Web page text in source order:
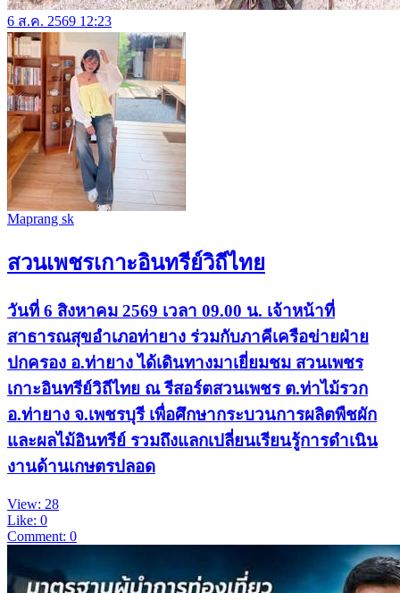
6 ส.ค. 2569 12:23
Maprang sk
สวนเพชรเกาะอินทรีย์วิถีไทย
วันที่ 6 สิงหาคม 2569 เวลา 09.00 น. เจ้าหน้าที่
สาธารณสุขอำเภอท่ายาง ร่วมกับภาคีเครือข่ายฝ่าย
ปกครอง อ.ท่ายาง ได้เดินทางมาเยี่ยมชม สวนเพชร
เกาะอินทรีย์วิถีไทย ณ รีสอร์ตสวนเพชร ต.ท่าไม้รวก
อ.ท่ายาง จ.เพชรบุรี เพื่อศึกษากระบวนการผลิตพืชผัก
และผลไม้อินทรีย์ รวมถึงแลกเปลี่ยนเรียนรู้การดำเนิน
งานด้านเกษตรปลอด
View: 28
Like: 0
Comment: 0